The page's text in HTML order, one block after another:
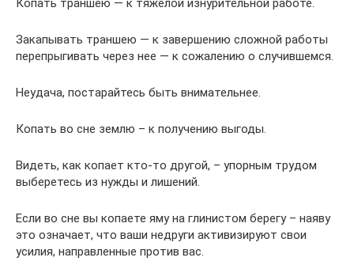
Копать траншею — к тяжелой изнурительной работе.
Закапывать траншею — к завершению сложной работы
перепрыгивать через нее — к сожалению о случившемся.
Неудача, постарайтесь быть внимательнее.
Копать во сне землю – к получению выгоды.
Видеть, как копает кто-то другой, – упорным трудом
выберетесь из нужды и лишений.
Если во сне вы копаете яму на глинистом берегу – наяву
это означает, что ваши недруги активизируют свои
усилия, направленные против вас.